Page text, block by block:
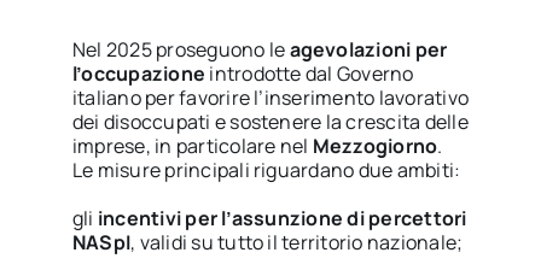
Nel 2025 proseguono leagevolazioni per
l’occupazione introdotte dal Governo
italiano per favorire l’inserimento lavorativo
dei disoccupati e sostenere la crescita delle
imprese, in particolare nel Mezzogiorno.
Le misure principali riguardano due ambiti:
gli incentivi per l’assunzione di percettori
NASpI, validi su tutto il territorio nazionale;